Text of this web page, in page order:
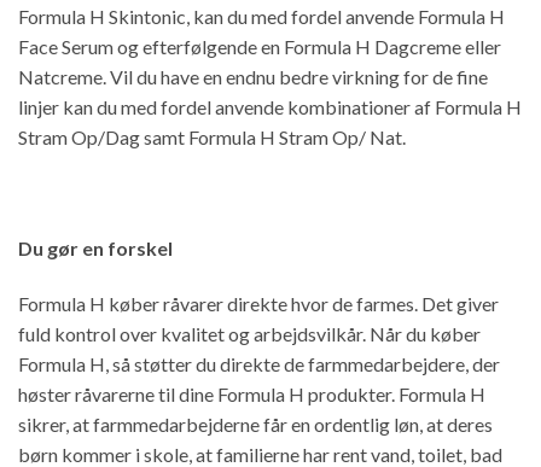
Formula H Skintonic, kan du med fordel anvende Formula H
Face Serum og efterfølgende en Formula H Dagcreme eller
Natcreme. Vil du have en endnu bedre virkning for de fine
linjer kan du med fordel anvende kombinationer af Formula H
Stram Op/Dag samt Formula H Stram Op/ Nat.
Du gør en forskel
Formula H køber råvarer direkte hvor de farmes. Det giver
fuld kontrol over kvalitet og arbejdsvilkår. Når du køber
Formula H, så støtter du direkte de farmmedarbejdere, der
høster råvarerne til dine Formula H produkter. Formula H
sikrer, at farmmedarbejderne får en ordentlig løn, at deres
børn kommer i skole, at familierne har rent vand, toilet, bad